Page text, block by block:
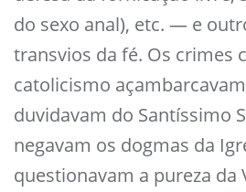
do sexo anal), etc. — e
transvios da fé. Os crimes
catolicismo
duvidavam do Santíssimo
negavam os dogmas da
questionavam a pureza da